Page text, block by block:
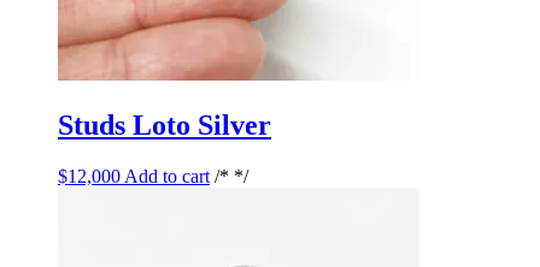
Studs Loto Silver
$12,000 Add to cart /* */